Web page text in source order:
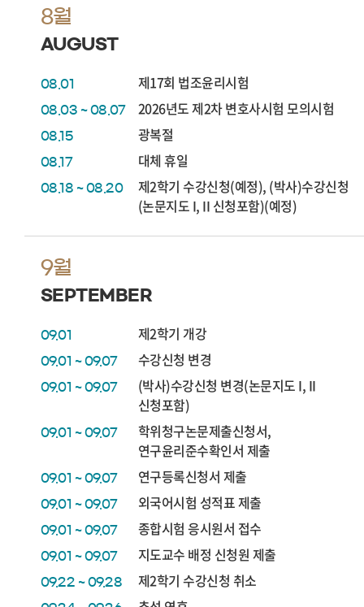
8월
AUGUST
08.01 제17회 법조윤리시험
08.03 ~ 08.07 2026년도 제2차 변호사시험 모의시험
08.15 광복절
08.17 대체 휴일
08.18 ~ 08.20
제2학기 수강신청(예정), (박사)수강신청
(논문지도 I, II 신청포함)(예정)
9월
SEPTEMBER
09.01 제2학기 개강
09.01 ~ 09.07 수강신청 변경
09.01 ~ 09.07
(박사)수강신청 변경(논문지도 I, II
신청포함)
09.01 ~ 09.07
학위청구논문제출신청서,
연구윤리준수확인서 제출
09.01 ~ 09.07 연구등록신청서 제출
09.01 ~ 09.07 외국어시험 성적표 제출
09.01 ~ 09.07 종합시험 응시원서 접수
09.01 ~ 09.07 지도교수 배정 신청원 제출
09.22 ~ 09.28 제2학기 수강신청 취소